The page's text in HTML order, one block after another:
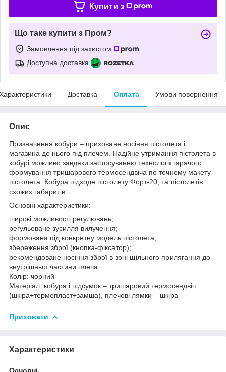
Купити з
Що таке купити з Пром?
Замовлення під захистом
Доступна доставка
Доставка Оплата Умови повернення
Опис
Призначення кобури – приховане носіння пістолета і
магазина до нього під плечем. Надійне утримання пістолета в
кобурі можливо завдяки застосуванню технології гарячого
формування тришарового термосендвіча по точному макету
пістолета. Кобура підходе пістолету Форт-20, та пістолетів
схожих габаритів.
Основні характеристики:
широкі можливості регулювань;
регульоване зусилля вилучення;
формована під конкретну модель пістолета;
збереження зброї (кнопка-фіксатор);
рекомендоване носіння зброї в зоні щільного прилягання до
внутрішньої частини плеча.
Колір: чорний
Матеріал: кобура і підсумок – тришаровий термосендвіч
(шкіра+термопласт+замша), плечові лямки – шкіра
Приховати
Характеристики
Основні